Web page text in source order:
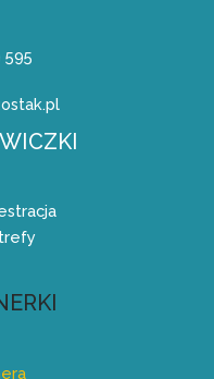
595